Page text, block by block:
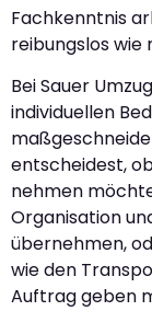
Fachkenntnis
reibungslos wie
Bei Sauer
individuellen
entscheidest,
nehmen
Organisation
übernehmen,
wie den
Auftrag geben